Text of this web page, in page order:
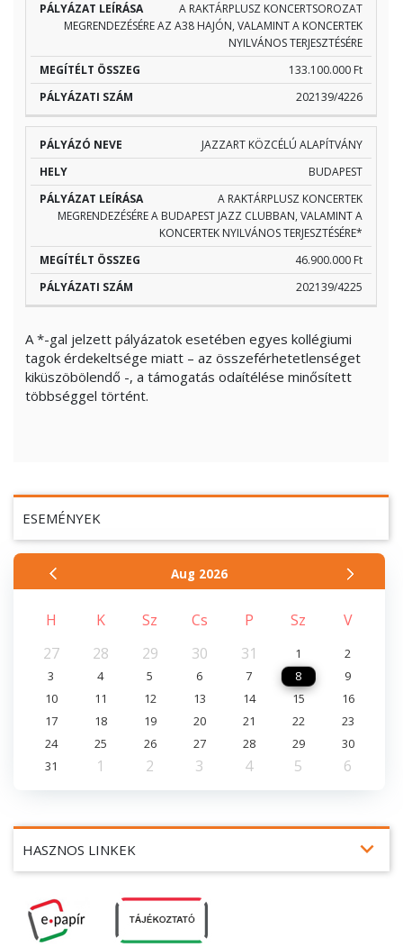
HASZNOS LINKEK expand_more
ESEMÉNYEK
Aug 2026
H K Sz Cs P Sz
V
27
28 29 30 31 1
2
3
4 5 6 7 8
9
10
11 12 13 14 15
16
17
18 19 20 21 22
23
24
25 26 27 28 29
30
31
1 2 3 4 5 6
A RAKTÁRPLUSZ KONCERTSOROZAT
MEGRENDEZÉSÉRE AZ A38 HAJÓN, VALAMINT A KONCERTEK
NYILVÁNOS TERJESZTÉSÉRE
133.100.000 Ft
202139/4226
JAZZART KÖZCÉLÚ ALAPÍTVÁNY
BUDAPEST
A RAKTÁRPLUSZ KONCERTEK
MEGRENDEZÉSÉRE A BUDAPEST JAZZ CLUBBAN, VALAMINT A
KONCERTEK NYILVÁNOS TERJESZTÉSÉRE*
46.900.000 Ft
202139/4225
A *-gal jelzett pályázatok esetében egyes kollégiumi
tagok érdekeltsége miatt – az összeférhetetlenséget
kiküszöbölendő -, a támogatás odaítélése minősített
többséggel történt.